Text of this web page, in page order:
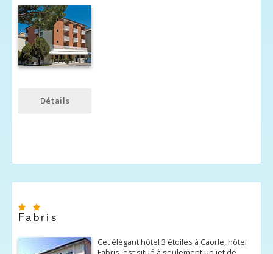
Détails
Fabris
Cet élégant hôtel 3 étoiles à Caorle, hôtel